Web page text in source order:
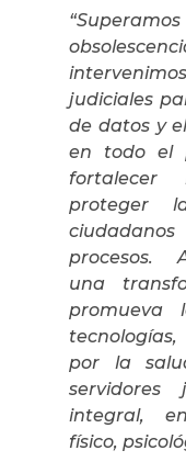
judiciales
de datos y
en todo el
fortalecer
proteger
procesos.
una
promueva
por la
servidores
integral,
físico,